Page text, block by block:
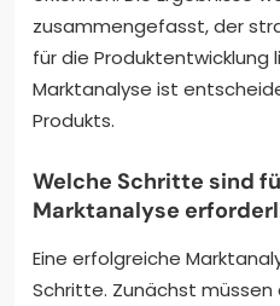
zusammengefasst, der
für die Produktentwicklung
Marktanalyse ist
Produkts.
Welche Schritte sind
Marktanalyse
Eine erfolgreiche
Schritte. Zunächst müssen